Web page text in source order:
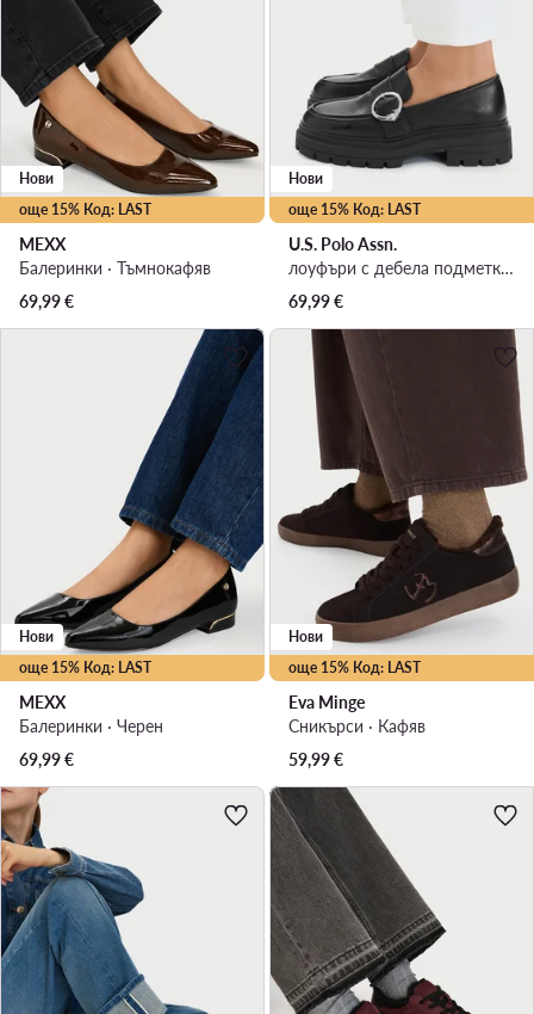
още 15% Код: LAST
Нови
MEXX
Балеринки · Тъмнокафяв
69,99€
още 15% Код: LAST
Нови
U.S. Polo Assn.
лоуфъри с дебела подметка · Черен
69,99€
още 15% Код: LAST
Нови
MEXX
Балеринки · Черен
69,99€
още 15% Код: LAST
Нови
Eva Minge
Сникърси · Кафяв
59,99€